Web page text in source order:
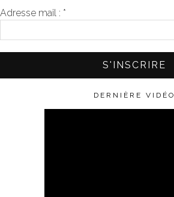
Adresse mail : *
DERNIÈRE VIDÉO